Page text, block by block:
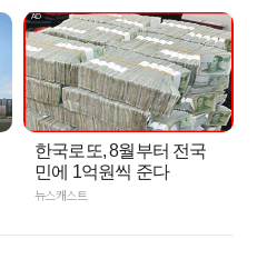
한국로또, 8월부터 전국
민에 1억원씩 준다
뉴스캐스트